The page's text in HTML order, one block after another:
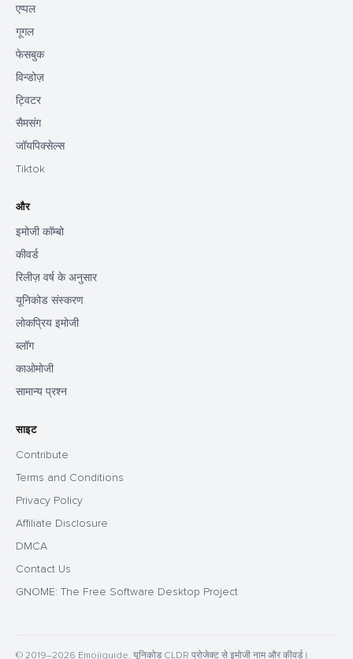
एप्पल
गूगल
फेसबुक
विन्डोज़
ट्विटर
सैमसंग
जॉयपिक्सेल्स
Tiktok
और
इमोजी कॉम्बो
कीवर्ड
रिलीज़ वर्ष के अनुसार
यूनिकोड संस्करण
लोकप्रिय इमोजी
ब्लॉग
काओमोजी
सामान्य प्रश्न
साइट
Contribute
Terms and Conditions
Privacy Policy
Affiliate Disclosure
DMCA
Contact Us
GNOME: The Free Software Desktop Project
© 2019–2026 Emojiguide. यूनिकोड CLDR प्रोजेक्ट से इमोजी नाम और कीवर्ड।